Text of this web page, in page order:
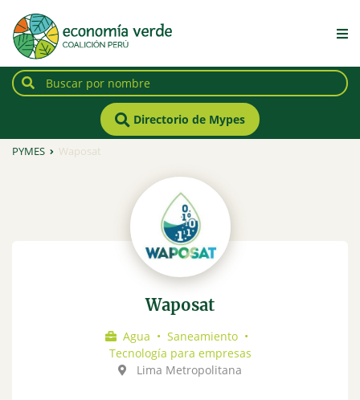
Directorio de Mypes
PYMES Waposat
Waposat
Agua • Saneamiento •
Tecnología para empresas
Lima Metropolitana